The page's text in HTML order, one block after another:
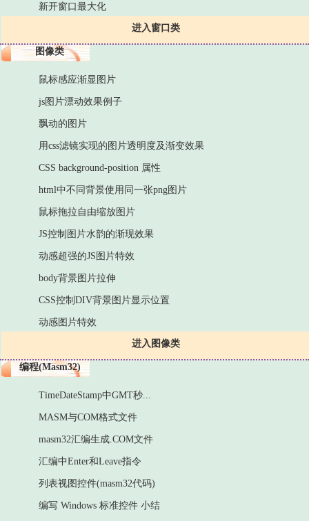
进入窗口类
新开窗口最大化
图像类
进入图像类
鼠标感应渐显图片
js图片漂动效果例子
飘动的图片
用css滤镜实现的图片透明度及渐变效果
CSS background-position 属性
html中不同背景使用同一张png图片
鼠标拖拉自由缩放图片
JS控制图片水韵的渐现效果
动感超强的JS图片特效
body背景图片拉伸
CSS控制DIV背景图片显示位置
动感图片特效
编程(Masm32)
TimeDateStamp中GMT秒...
MASM与COM格式文件
masm32汇编生成.COM文件
汇编中Enter和Leave指令
列表视图控件(masm32代码)
编写 Windows 标准控件 小结